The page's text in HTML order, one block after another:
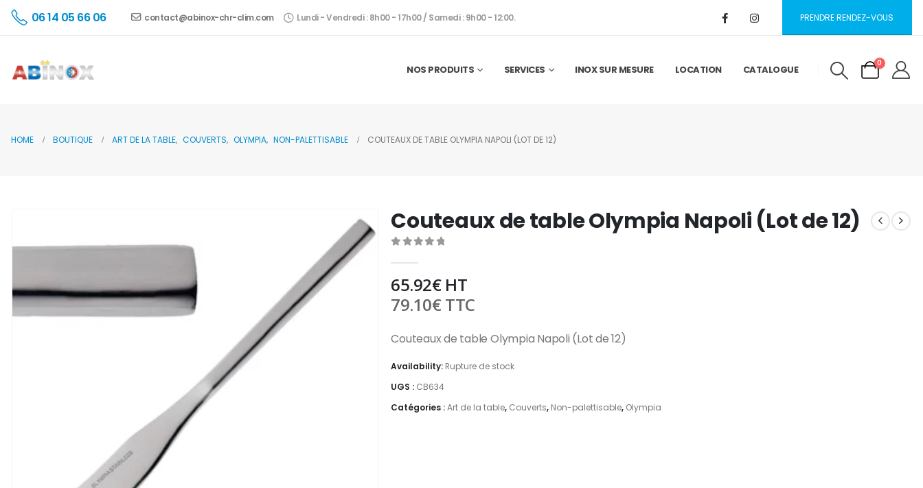
06 14 05 66 06 contact@abinox-chr-clim.com Lundi - Vendredi : 8h00 - 17h00 / Samedi : 9h00 - 12:00. PRENDRE RENDEZ-VOUS
NOS PRODUITS SERVICES INOX SUR MESURE LOCATION CATALOGUE
0
HOME BOUTIQUE ART DE LA TABLE, COUVERTS, OLYMPIA, NON-PALETTISABLE COUTEAUX DE TABLE OLYMPIA NAPOLI (LOT DE 12)
Couteaux de table Olympia Napoli (Lot de 12)
65.92€HT
79.10€TTC
Couteaux de table Olympia Napoli (Lot de 12)
Availability: Rupture de stock
UGS : CB634
Catégories :Art de la table, Couverts, Non-palettisable, Olympia